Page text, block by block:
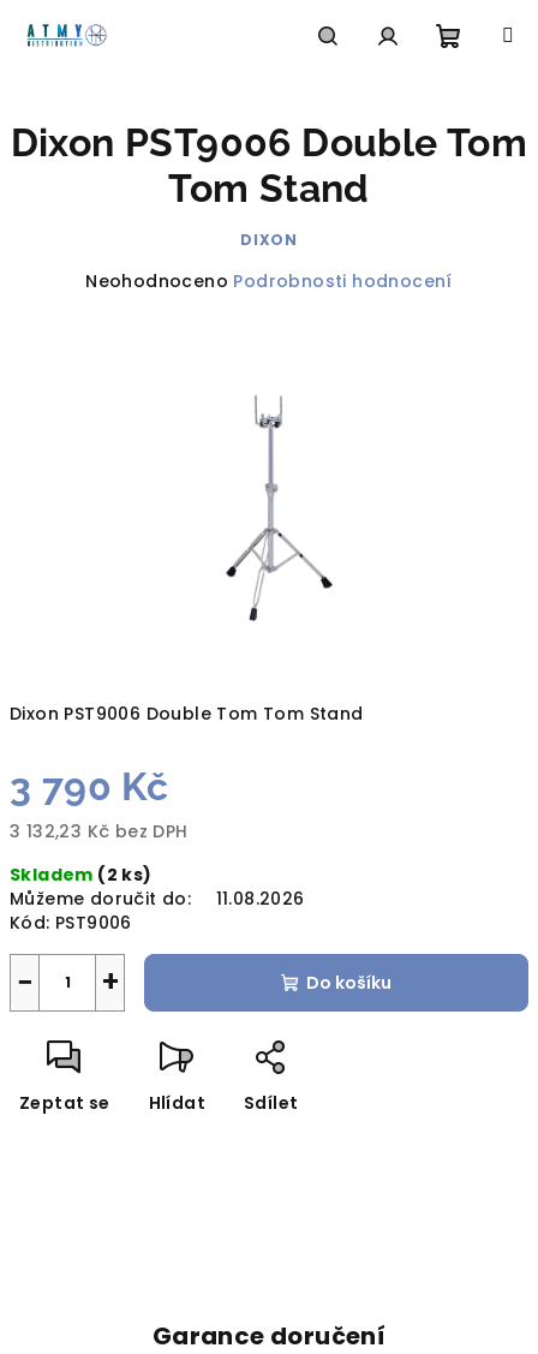
košík
Dixon PST9006 Double Tom Tom Stand
3 790 Kč
3 132,23 Kč bez DPH
cena:
Skladem (2 ks)
Můžeme doručit do:
11.08.2026
Kód: PST9006
+
− Do košíku
Zeptat se Hlídat Sdílet
Dixon PST9006 Double Tom
Tom Stand
DIXON
Průměrné
Neohodnoceno Podrobnosti hodnocení
Garance doručení